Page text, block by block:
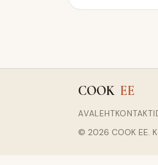
COOK EE
AVALEHT
© 2026 COOK EE.